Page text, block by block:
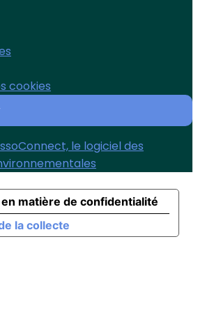
cookies
le logiciel des
la collecte
matière de confidentialité